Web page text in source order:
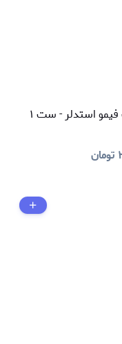
استدلر - ست ۱
تومان